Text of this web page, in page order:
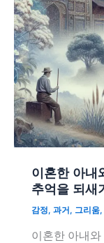
이혼한 아내
추억을 되새
감정, 과거, 그리움,
이혼한 아내